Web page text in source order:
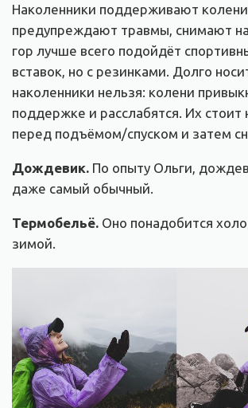
Наколенники поддерживают колени,
предупреждают травмы, снимают
гор лучше всего подойдёт
вставок, но с резинками. Долго
наколенники нельзя: колени
поддержке и расслабятся. Их стоит
перед подъёмом/спуском и затем
Дождевик. По опыту Ольги,
даже самый обычный.
Термобельё. Оно понадобится
зимой.